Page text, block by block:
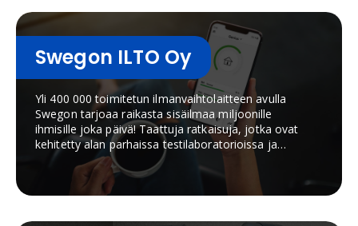
Swegon ILTO Oy
Yli 400 000 toimitetun ilmanvaihtolaitteen avulla
Swegon tarjoaa raikasta sisäilmaa miljoonille
ihmisille joka päivä! Taattuja ratkaisuja, jotka ovat
kehitetty alan parhaissa testilaboratorioissa ja
todistettu toimivaksi pohjoisen kylmissä
sääolosuhteissa